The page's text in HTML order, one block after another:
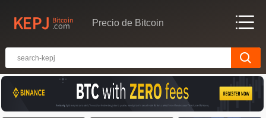
Precio de Bitcoin